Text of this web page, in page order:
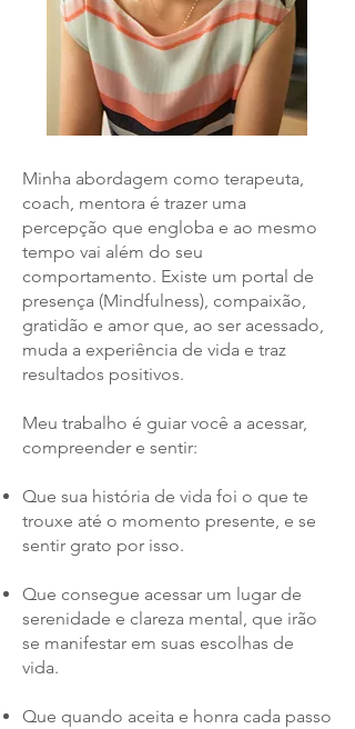
Minha abordagem como terapeuta,
coach, mentora é trazer uma
percepção que engloba e ao mesmo
tempo vai além do seu
comportamento. Existe um portal de
presença (Mindfulness), compaixão,
gratidão e amor que, ao ser acessado,
muda a experiência de vida e traz
resultados positivos.
Meu trabalho é guiar você a acessar,
compreender e sentir:
Que sua história de vida foi o que te
trouxe até o momento presente, e se
sentir grato por isso.
Que consegue acessar um lugar de
serenidade e clareza mental, que irão
se manifestar em suas escolhas de
vida.
Que quando aceita e honra cada passo